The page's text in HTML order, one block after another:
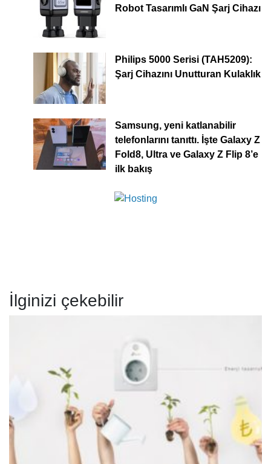
Robot Tasarımlı GaN Şarj Cihazı
Philips 5000 Serisi (TAH5209):
Şarj Cihazını Unutturan Kulaklık
Samsung, yeni katlanabilir
telefonlarını tanıttı. İşte Galaxy Z
Fold8, Ultra ve Galaxy Z Flip 8’e
ilk bakış
İlginizi çekebilir